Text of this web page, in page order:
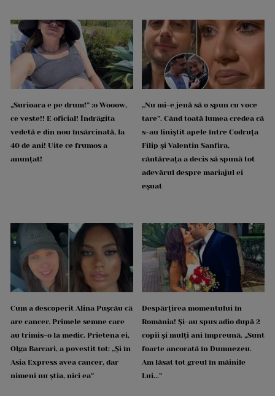
„Surioara e pe drum!” :o Wooow,
ce veste!! E oficial! Îndrăgita
vedetă e din nou însărcinată, la
40 de ani! Uite ce frumos a
anunțat!
„Nu mi-e jenă să o spun cu voce
tare”. Când toată lumea credea că
s-au liniștit apele între Codruța
Filip și Valentin Sanfira,
cântăreața a decis să spună tot
adevărul despre mariajul ei
eșuat
Cum a descoperit Alina Pușcău că
are cancer. Primele semne care
au trimis-o la medic. Prietena ei,
Olga Barcari, a povestit tot: „Și în
Asia Express avea cancer, dar
nimeni nu știa, nici ea”
Despărțirea momentului în
România! Și-au spus adio după 2
copii și mulți ani împreună. „Sunt
foarte ancorată în Dumnezeu.
Am lăsat tot greul în mâinile
Lui...”